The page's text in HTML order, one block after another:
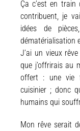
Ça c’est en
contribuent, je
idées de
dématérialisation
J’ai un vieux
que j’offrirais au
offert : une vie
cuisinier ; donc
humains qui
Mon rêve serait